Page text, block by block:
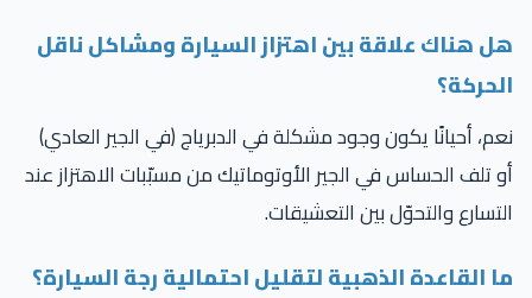
هناك علاقة بين اهتزاز السيارة ومشاكل ناقل
أحيانًا يكون وجود مشكلة في الدبرياج (في الجير العادي)
تلف الحساس في الجير الأوتوماتيك من مسبّبات الاهتزاز عند
والتحوّل بين التعشيقات.
القاعدة الذهبية لتقليل احتمالية رجة السيارة؟